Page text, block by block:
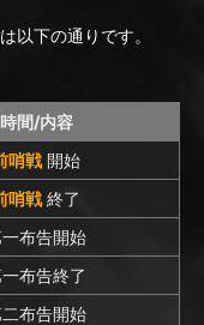
以下の通りです。
時間/内容
哨戦 開始
哨戦 終了
布告開始
布告終了
布告開始